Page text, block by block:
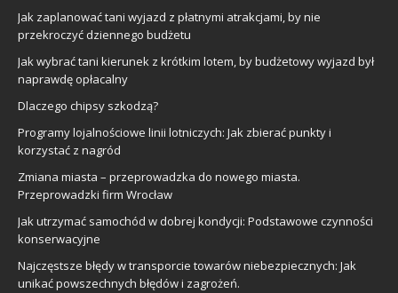
Jak zaplanować tani wyjazd z płatnymi atrakcjami, by nie
przekroczyć dziennego budżetu
Jak wybrać tani kierunek z krótkim lotem, by budżetowy wyjazd był
naprawdę opłacalny
Dlaczego chipsy szkodzą?
Programy lojalnościowe linii lotniczych: Jak zbierać punkty i
korzystać z nagród
Zmiana miasta – przeprowadzka do nowego miasta.
Przeprowadzki firm Wrocław
Jak utrzymać samochód w dobrej kondycji: Podstawowe czynności
konserwacyjne
Najczęstsze błędy w transporcie towarów niebezpiecznych: Jak
unikać powszechnych błędów i zagrożeń.